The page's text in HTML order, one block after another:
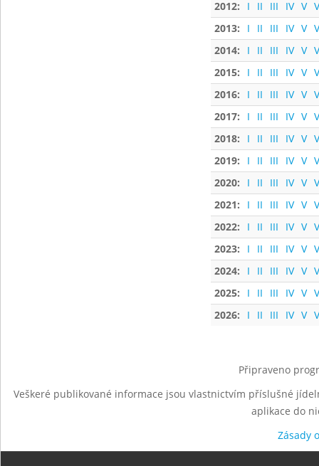
2012: I II III IV V
2013:
I II III IV V
2014:
I II III IV V
2015:
I II III IV V
2016:
I II III IV V
2017:
I II III IV V
2018:
I II III IV V
2019:
I II III IV V
2020:
I II III IV V
2021:
I II III IV V
2022:
I II III IV V
2023:
I II III IV V
2024:
I II III IV V
2025:
I II III IV V
2026:
I II III IV V
Připraveno
Veškeré publikované informace jsou vlastnictvím příslušné
aplikace do
Zásady